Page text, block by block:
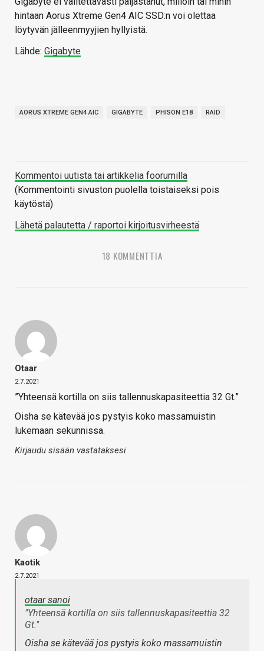
hintaan Aorus Xtreme Gen4 AIC SSD:n voi olettaa
löytyvän jälleenmyyjien hyllyistä.
Lähde: Gigabyte
AORUS XTREME GEN4 AIC GIGABYTE PHISON E18 RAID
Kommentoi uutista tai artikkelia foorumilla
(Kommentointi sivuston puolella toistaiseksi pois
käytöstä)
Lähetä palautetta / raportoi kirjoitusvirheestä
18 KOMMENTTIA
Otaar
2.7.2021
”Yhteensä kortilla on siis tallennuskapasiteettia 32 Gt.”
Oisha se kätevää jos pystyis koko massamuistin
lukemaan sekunnissa.
Kirjaudu sisään vastataksesi
Kaotik
2.7.2021
otaar sanoi
"Yhteensä kortilla on siis tallennuskapasiteettia 32
Gt."
Oisha se kätevää jos pystyis koko massamuistin